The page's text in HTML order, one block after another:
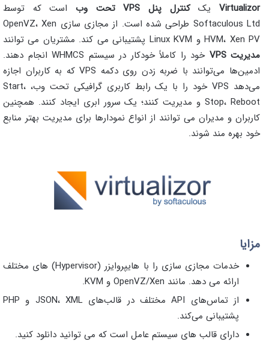
Virtualizorیککنترل پنل VPS تحت وب
است که توسط
Softaculous Ltd طراحی شده است. از مجازی سازی OpenVZ، Xen
HVM، Xen PV و Linux KVM پشتیبانی می کند. مشتریان می توانند
مدیریت VPS
خود را کاملاً خودکار در سیستم WHMCS انجام دهند.
ادمین‌ها می‌توانند با ضربه زدن روی دکمه VPS که به کاربران اجازه
می‌دهد VPS خود را با یک رابط کاربری گرافیکی تحت وب، Start،
Stop، Reboot و مدیریت کنند؛ یک سرور ابری ایجاد کنند. همچنین
کاربران و مدیران می توانند از انواع نمودارها برای مدیریت بهتر منابع
خود بهره مند شوند.
مزایا
خدمات مجازی سازی را با هایپروایزر (Hypervisor) های مختلف
ارائه می دهد. مانند OpenVZ/Xen و KVM.
از تماس‌های API مختلف در قالب‌های JSON، XML و PHP
پشتیبانی می‌کند.
دارای قالب های سیستم عامل است که می توانید دانلود کنید.